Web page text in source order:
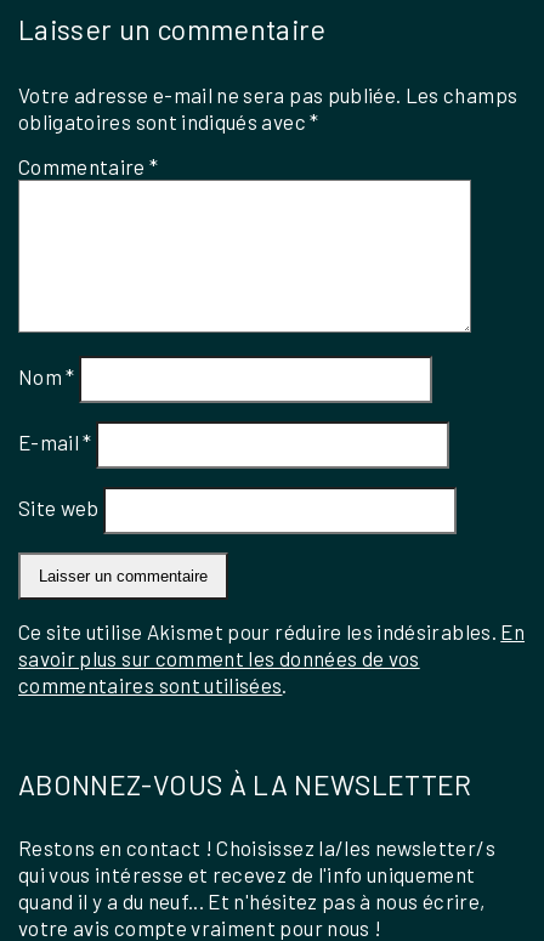
Laisser un commentaire
Votre adresse e-mail ne sera pas publiée. Les champs
obligatoires sont indiqués avec*
Commentaire*
Nom*
E-mail*
Site web
Ce site utilise Akismet pour réduire les indésirables. En
savoir plus sur comment les données de vos
commentaires sont utilisées
ABONNEZ-VOUS À LA NEWSLETTER
Restons en contact ! Choisissez la/les newsletter/s
qui vous intéresse et recevez de l'info uniquement
quand il y a du neuf... Et n'hésitez pas à nous écrire,
votre avis compte vraiment pour nous !